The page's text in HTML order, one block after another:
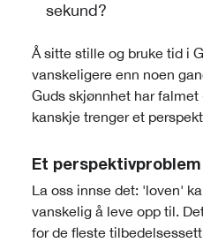
sekund?
Å sitte stille og bruke tid i
vanskeligere enn noen
Guds skjønnhet har falmet
kanskje trenger et
Et perspektivproblem
La oss innse det: 'loven'
vanskelig å leve opp til.
for de fleste